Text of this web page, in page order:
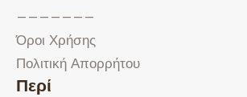
———————
Όροι Χρήσης
Πολιτική Απορρήτου
Περί